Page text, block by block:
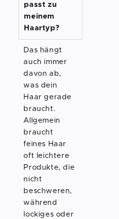
passt zu
meinem
Haartyp?
Das hängt
auch immer
davon ab,
was dein
Haar gerade
braucht.
Allgemein
braucht
feines Haar
oft leichtere
Produkte, die
nicht
beschweren,
während
lockiges oder